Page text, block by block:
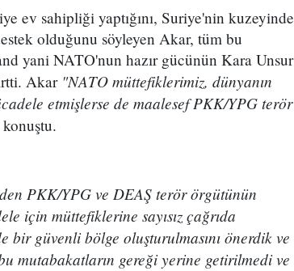
ev sahipliği yaptığını, Suriye'nin kuzeyinde
olduğunu söyleyen Akar, tüm bu
yani NATO'nun hazır gücünün Kara Unsur
Akar "NATO müttefiklerimiz, dünyanın
etmişlerse de maalesef PKK/YPG terör
PKK/YPG ve DEAŞ terör örgütünün
için müttefiklerine sayısız çağrıda
güvenli bölge oluşturulmasını önerdik ve
mutabakatların gereği yerine getirilmedi ve